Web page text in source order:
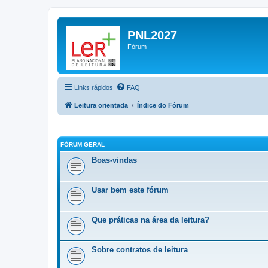
PNL2027
Fórum
Links rápidos FAQ
Leitura orientada Índice do Fórum
FÓRUM GERAL
Boas-vindas
Usar bem este fórum
Que práticas na área da leitura?
Sobre contratos de leitura